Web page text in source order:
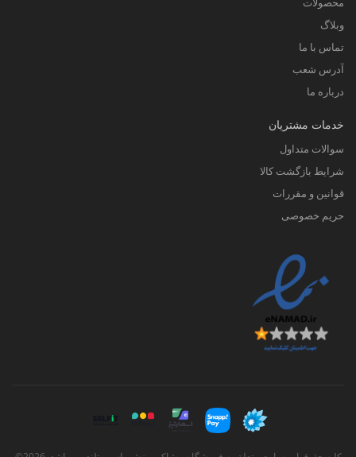
وبلاگ
تماس با ما
آدرس شعب
درباره ما
خدمات مشتریان
سوالات متداول
شرایط بازگشت کالا
قوانین و مقررات
حریم خصوصی